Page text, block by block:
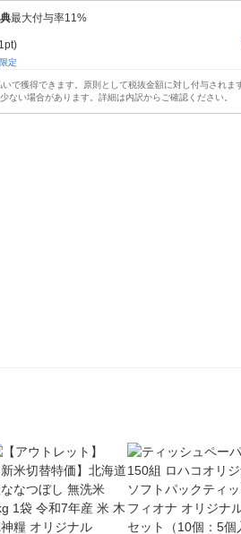
最大付与率11%
定
で獲得できます。原則として税抜金額に対し付与されま
ない場合があります。詳細は内訳からご確認ください。